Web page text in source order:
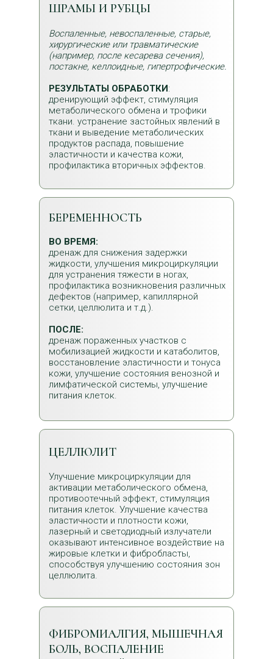
ШРАМЫ И РУБЦЫ
Воспаленные, невоспаленные, старые,
хирургические или травматические
(например, после кесарева сечения),
постакне, келлоидные, гипертрофические.
РЕЗУЛЬТАТЫ ОБРАБОТКИ:
дренирующий эффект, стимуляция
метаболического обмена и трофики
ткани. устранение застойных явлений в
ткани и выведение метаболических
продуктов распада, повышение
эластичности и качества кожи,
профилактика вторичных эффектов.
Улучшение микроциркуляции для
активации метаболического обмена,
противоотечный эффект, стимуляция
питания клеток. Улучшение качества
эластичности и плотности кожи,
лазерный и светодиодный излучатели
оказывают интенсивное воздействие на
жировые клетки и фибробласты,
способствуя улучшению состояния зон
целлюлита.
ЦЕЛЛЮЛИТ
ВО ВРЕМЯ:
дренаж для снижения задержки
жидкости, улучшения микроциркуляции
для устранения тяжести в ногах,
профилактика возникновения различных
дефектов (например, капиллярной
сетки, целлюлита и т.д.).
ПОСЛЕ:
дренаж пораженных участков с
мобилизацией жидкости и катаболитов,
восстановление эластичности и тонуса
кожи, улучшение состояния венозной и
лимфатической системы, улучшение
питания клеток.
БЕРЕМЕННОСТЬ
ФИБРОМИАЛГИЯ, МЫШЕЧНАЯ
БОЛЬ, ВОСПАЛЕНИЕ